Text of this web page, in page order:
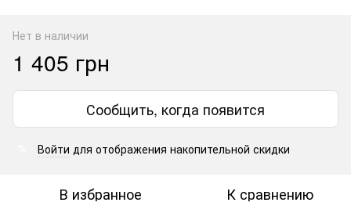
Нет в наличии
1 405 грн
Сообщить, когда появится
Войти для отображения накопительной скидки
В избранное К сравнению